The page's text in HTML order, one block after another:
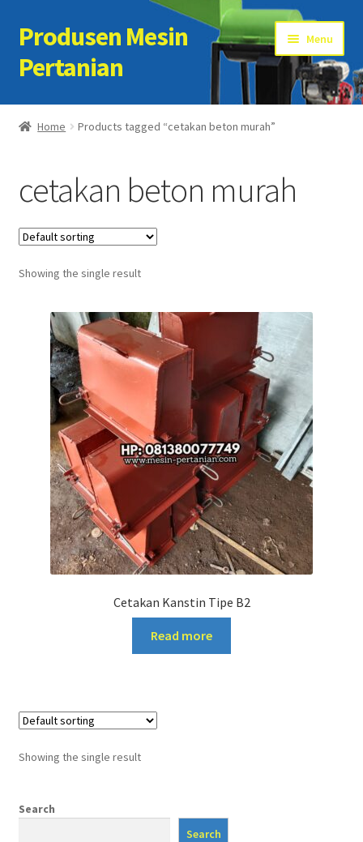
Skip
to
navigation
Skip
to
content
Produsen Mesin
Pertanian
Menu
Home
Cart
Checkout
Kontak Kami
My account
Sample Page
Home Products tagged “cetakan beton murah”
cetakan beton murah
Showing the single result
Cetakan Kanstin Tipe B2
Read more
Showing the single result
Search
Search